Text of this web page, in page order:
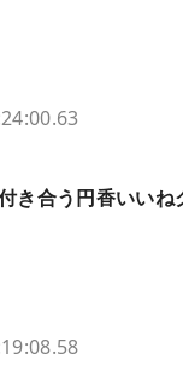
き合う円香いいね